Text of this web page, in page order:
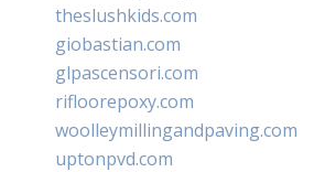
theslushkids.com
giobastian.com
glpascensori.com
rifloorepoxy.com
woolleymillingandpaving.com
uptonpvd.com